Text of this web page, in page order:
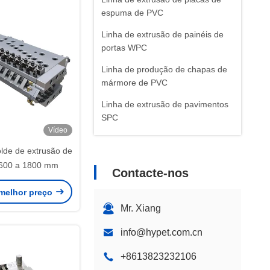
espuma de PVC
Linha de extrusão de painéis de
portas WPC
Linha de produção de chapas de
mármore de PVC
Linha de extrusão de pavimentos
SPC
plásticos
Contacte-nos
Mr. Xiang
info@hypet.com.cn
+8613823232106
Vídeo
de extrusão de
a 1800 mm
preço